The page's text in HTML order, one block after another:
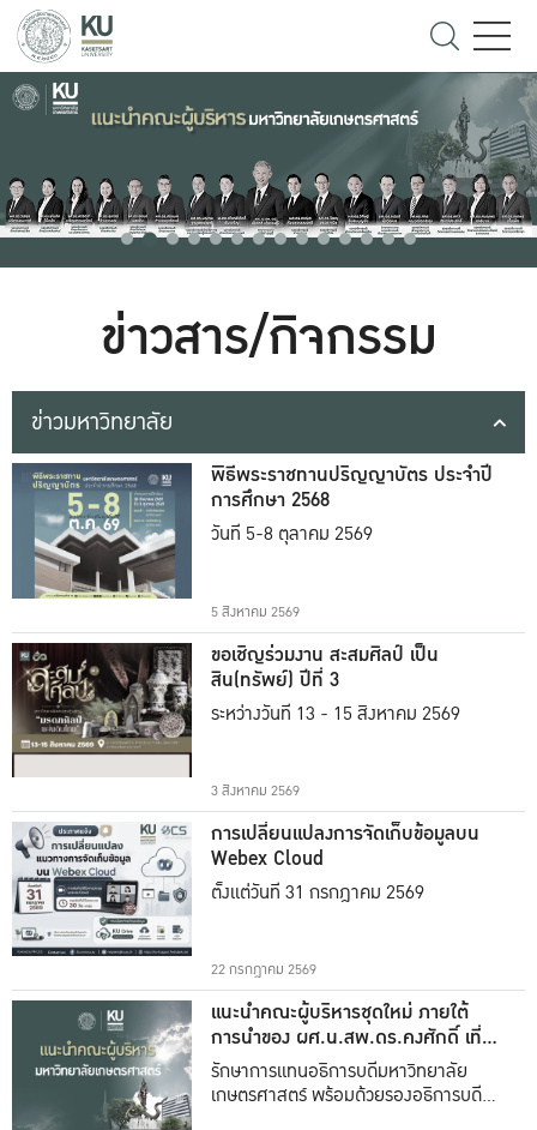
ข่าวสาร/กิจกรรม
ข่าวมหาวิทยาลัย
พิธีพระราชทานปริญญาบัตร ประจำปี
การศึกษา 2568
วันที่ 5-8 ตุลาคม 2569
5 สิงหาคม 2569
ขอเชิญร่วมงาน สะสมศิลป์ เป็น
สิน(ทรัพย์) ปีที่ 3
ระหว่างวันที่ 13 - 15 สิงหาคม 2569
3 สิงหาคม 2569
การเปลี่ยนแปลงการจัดเก็บข้อมูลบน
Webex Cloud
ตั้งแต่วันที่ 31 กรกฎาคม 2569
22 กรกฎาคม 2569
แนะนำคณะผู้บริหารชุดใหม่ ภายใต้
การนำของ ผศ.น.สพ.ดร.คงศักดิ์ เที่ยง
ธรรม
รักษาการแทนอธิการบดีมหาวิทยาลัย
เกษตรศาสตร์ พร้อมด้วยรองอธิการบดีทั้ง